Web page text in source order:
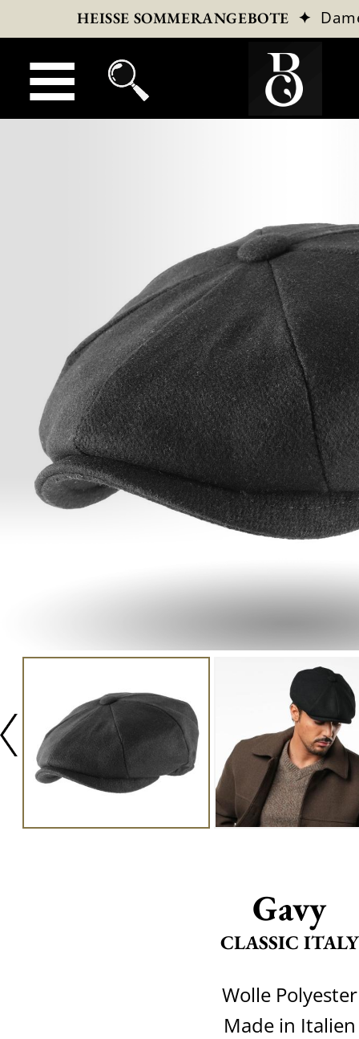
HEISSE SOMMERANGEBOTE ✦
Gavy
CLASSIC ITALY
Wolle Polyester
Made in Italien